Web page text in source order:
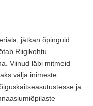
jätkan õpinguid
Riigikohtu
Viinud läbi mitmeid
välja inimeste
ja